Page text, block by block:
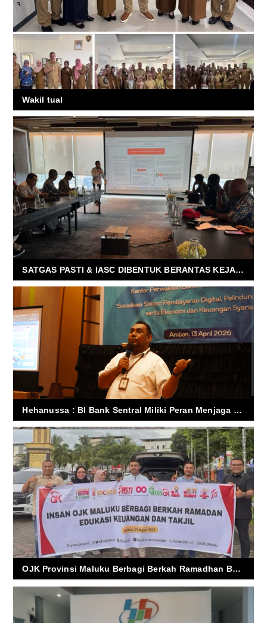
Wakil tual
SATGAS PASTI & IASC DIBENTUK BERANTAS KEJAHATAN RUGIKAN MASYARAKAT
Hehanussa : BI Bank Sentral Miliki Peran Menjaga Kestabilan Nilai Rupiah, Ajak Gunakan Qris
OJK Provinsi Maluku Berbagi Berkah Ramadhan Bagi Warga Miskin